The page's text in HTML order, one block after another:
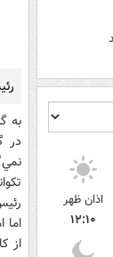
اذان ظهر
۱۲:۱۰
به
در
اما
از